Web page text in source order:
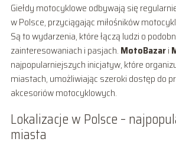
Giełdy motocyklowe odbywają się
w Polsce, przyciągając miłośników
Są to wydarzenia, które łączą ludzi o
zainteresowaniach i pasjach. MotoBazari
najpopularniejszych inicjatyw, które
miastach, umożliwiając szeroki dostęp do
akcesoriów motocyklowych.
Lokalizacje w Polsce –
miasta